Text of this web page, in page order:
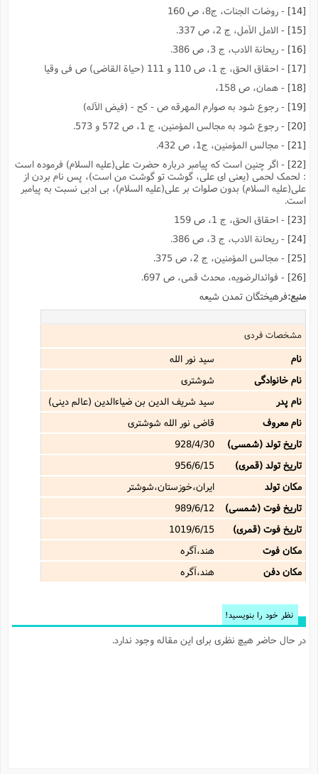
- روضات الجنات، ج8، ص 160
- الامل الآمل، ج 2، ص 337.
- ریحانة الادب، ج 3، ص 386.
- احقاق الحق، ج 1، ص 110 و 111 (حیاة القاضى) ص فى وقیا
- همان، ص 158،
- رجوع شود به صوارم المهرقه ص - کح - (فیض الآله)
- رجوع شود به مجالس المؤمنین، ج 1، ص 572 و 573.
- مجالس المؤمنین، ج1، ص 432.
- اگر چنین است که پیامبر درباره حضرت على(علیه السلام) فرموده است
: لحمک لحمى (یعنى اى على، گوشت تو گوشت من است)، پس نام بردن از
على(علیه السلام) بدون صلوات بر على(علیه السلام)، بى ادبى نسبت به پیامبر
است.
- احقاق الحق، ج 1، ص 159
- ریحانة الادب، ج 3، ص 386.
- مجالس المؤمنین، ج 2، ص 375.
- فوائدالرضویه، محدث قمى، ص 697.
منبع:فرهیختگان تمدن شیعه
مشخصات فردی
نام
سید نور الله
نام خانوادگی
شوشترى
نام پدر
سید شریف الدین بن ضیاءالدین (عالم دینى)
نام معروف
قاضى نور الله شوشترى
تاریخ تولد (شمسی)
928/4/30
تاریخ تولد (قمری)
956/6/15
مکان تولد
ایران،خوزستان،شوشتر
تاریخ فوت (شمسی)
989/6/12
تاریخ فوت (قمری)
1019/6/15
مکان فوت
هند،آگره
مکان دفن
هند،آگره
نظر خود را بنویسید!
در حال حاضر هیچ نظری برای این مقاله وجود ندارد.